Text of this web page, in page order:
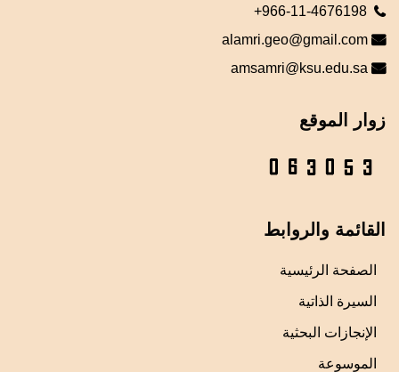
+966-11-4676198
القائمة والروابط
الصفحة الرئيسية
السيرة الذاتية
الإنجازات البحثية
الموسوعة
زوار الموقع